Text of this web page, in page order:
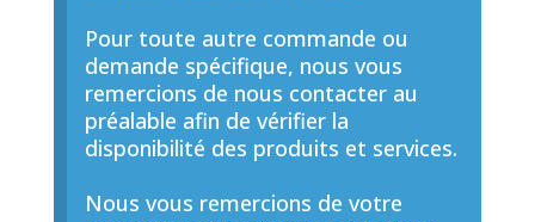
Pour toute autre commande ou
demande spécifique, nous vous
remercions de nous contacter au
préalable afin de vérifier la
disponibilité des produits et services.
Nous vous remercions de votre